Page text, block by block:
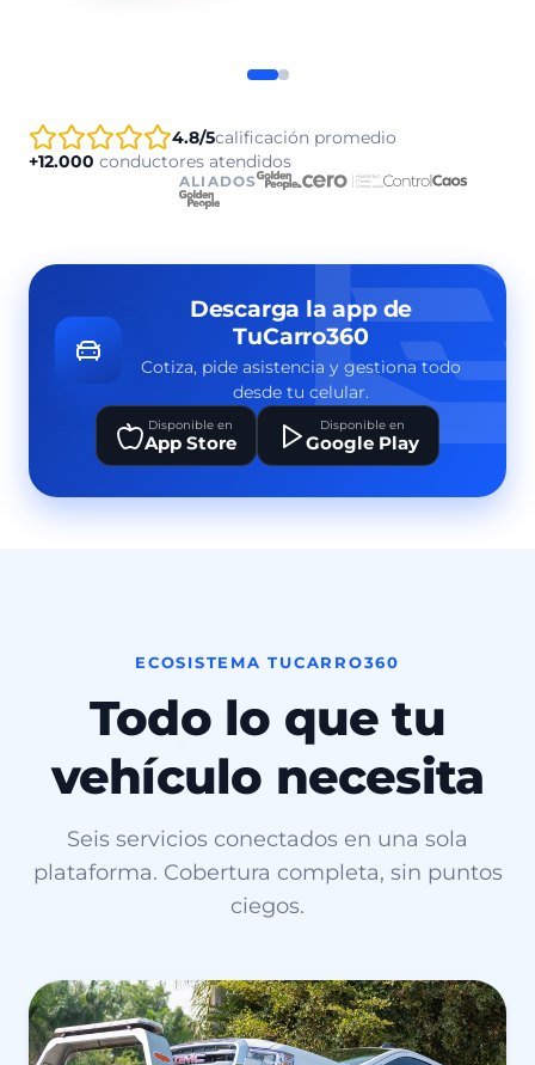
4.8/5calificación promedio
+12.000 conductores atendidos
ALIADOS
Descarga la app de
TuCarro360
Cotiza, pide asistencia y gestiona todo
desde tu celular.
Disponible en
App Store
Disponible en
Google Play
ECOSISTEMA TUCARRO360
Todo lo que tu
vehículo necesita
Seis servicios conectados en una sola
plataforma. Cobertura completa, sin puntos
ciegos.